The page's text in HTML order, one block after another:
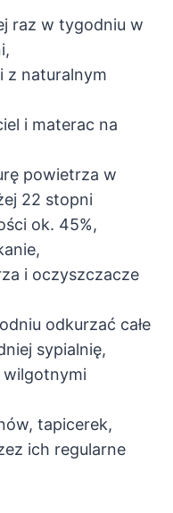
raz w tygodniu w
z naturalnym
i materac na
powietrza w
22 stopni
ok. 45%,
i oczyszczacze
odkurzać całe
sypialnię,
wilgotnymi
tapicerek,
ich regularne